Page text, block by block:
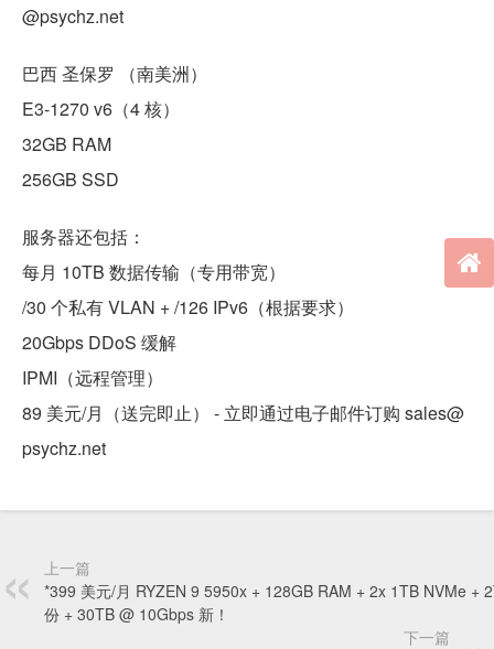
@psychz.net
巴西 圣保罗 （南美洲）
E3-1270 v6（4 核）
32GB RAM
256GB SSD
服务器还包括：
每月 10TB 数据传输（专用带宽）
/30 个私有 VLAN + /126 IPv6（根据要求）
20Gbps DDoS 缓解
IPMI（远程管理）
89 美元/月（送完即止） - 立即通过电子邮件订购 sales@
psychz.net
上一篇
*399 美元/月 RYZEN 9 5950x + 128GB RAM + 2x 1TB NVMe +
份 + 30TB @ 10Gbps 新！
下一篇